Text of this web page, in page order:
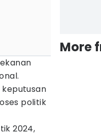
politik
2024,
More